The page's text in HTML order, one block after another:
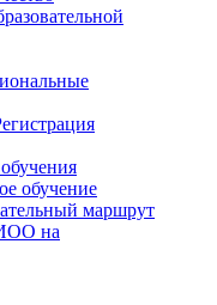
обучение
маршрут
на